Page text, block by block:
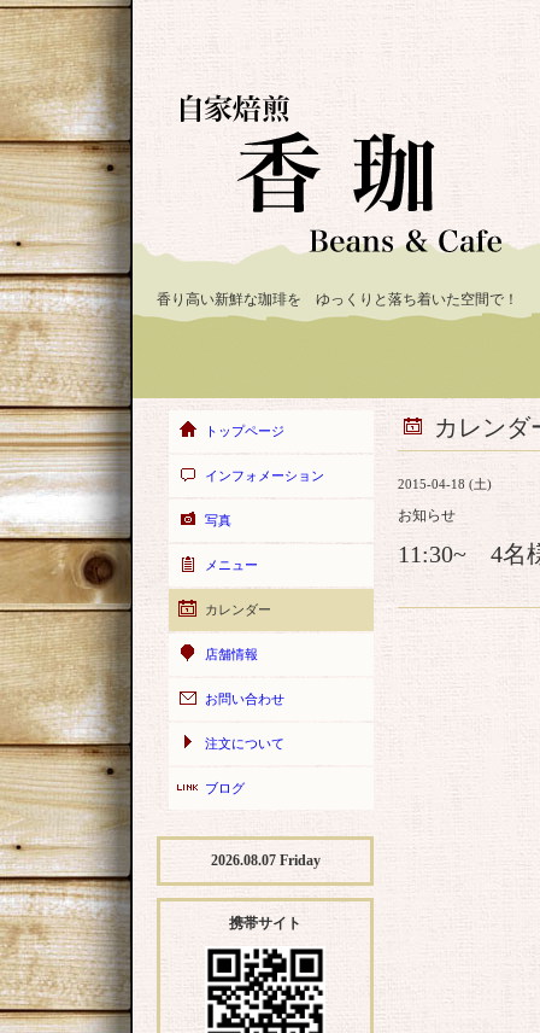
香り高い新鮮な珈琲を ゆっくりと落ち着いた空間で！
カレンダ
2015-04-18 (土)
お知らせ
11:30~ 4名
トップページ
インフォメーション
写真
メニュー
カレンダー
店舗情報
お問い合わせ
注文について
ブログ
2026.08.07 Friday
携帯サイト